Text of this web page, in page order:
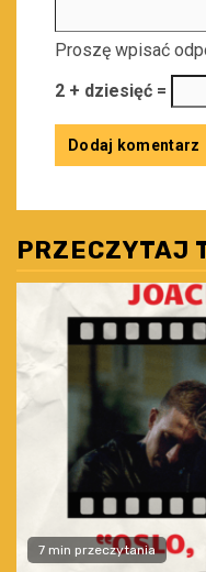
Proszę wpisać
2 + dziesięć =
PRZECZYTAJ
7 min przeczytania